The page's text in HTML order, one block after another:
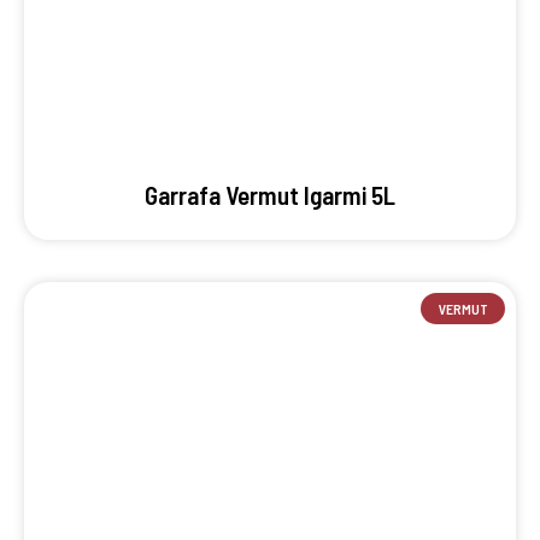
Garrafa Vermut Igarmi 5L
VERMUT